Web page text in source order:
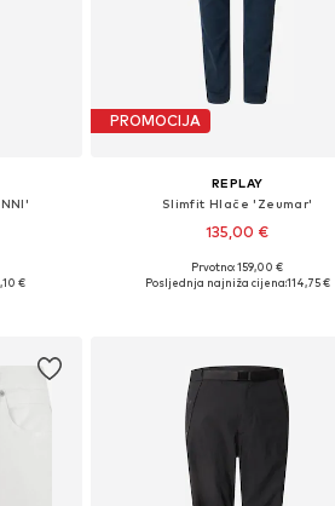
€
PROMOCIJA
REPLAY
Slimfit Hlače 'Zeumar'
135,00 €
+2
Dostupno u više veličina
Prvotno: 159,00 €
Posljednja najniža cijena:114,75 €